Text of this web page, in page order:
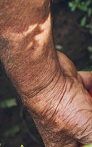
de interés